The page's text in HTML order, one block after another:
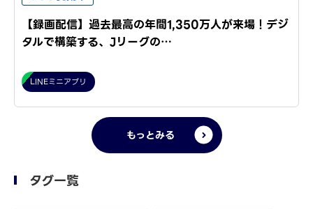
【録画配信】過去最高の年間1,350万人が来場！デジ
タルで構築する、Jリーグの…
LINEミニアプリ
もっとみる
タグ一覧